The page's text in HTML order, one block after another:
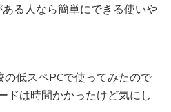
る人なら簡単にできる使いや
低スペPCで使ってみたので
ドは時間かかったけど気にし